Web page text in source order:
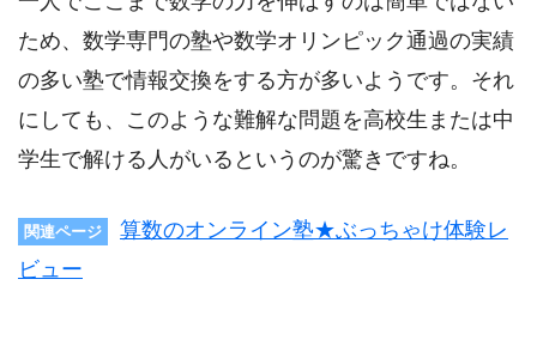
ため、数学専門の塾や数学オリンピック通過の実績
の多い塾で情報交換をする方が多いようです。それ
にしても、このような難解な問題を高校生または中
学生で解ける人がいるというのが驚きですね。
関連ページ
算数のオンライン塾★ぶっちゃけ体験レ
ビュー